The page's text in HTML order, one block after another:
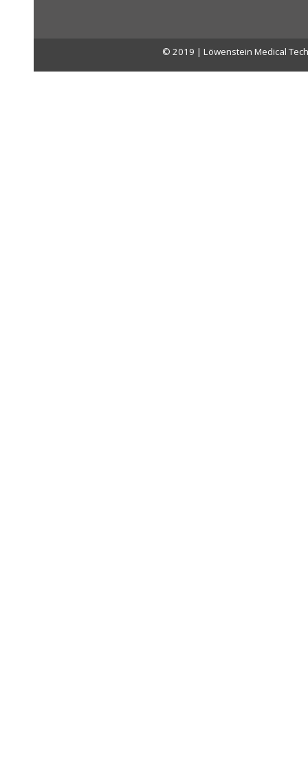
© 2019 | Löwenstein Medical